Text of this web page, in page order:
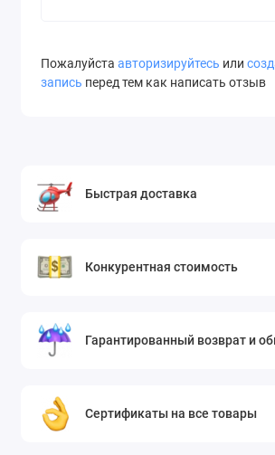
Пожалуйста авторизируйтесь или
запись перед тем как написать отзыв
Быстрая доставка
Конкурентная стоимость
Гарантированный возврат и
Сертификаты на все товары